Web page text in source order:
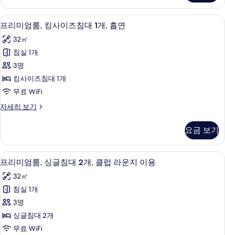
사
진
모
두
보
기
실
개
(Living,
Dining
Area)
세
히
보
기
프
리
미
엄
룸,
킹
사
이
침
대
1
개,
흡
연
사
진
고급 침구, 무료 미니바 품목, 객실 내
7
프리미엄룸, 킹사이즈침대 1개, 흡연
32㎡
침실 1개
3명
킹사이즈침대 1개
무료 WiFi
자세히 보기
프
룸,
킹
사
즈
침
개,
흡
연
요금 보기
프
리
미
엄
룸,
싱
고급 침구, 무료 미니바 품목, 객실 내
6
프리미엄룸, 싱글침대 2개, 클럽 라운지 이용
32㎡
침실 1개
3명
싱글침대 2개
무료 WiFi